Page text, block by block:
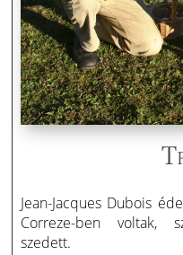
Jean-Jacques Dubois
Correze-ben voltak,
szedett.